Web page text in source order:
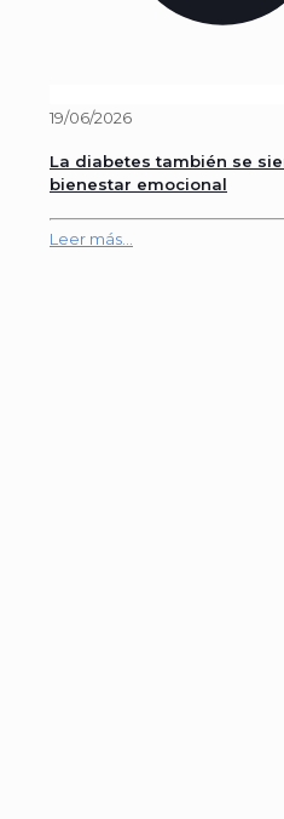
19/06/2026
La diabetes también se
bienestar emocional
Leer más...